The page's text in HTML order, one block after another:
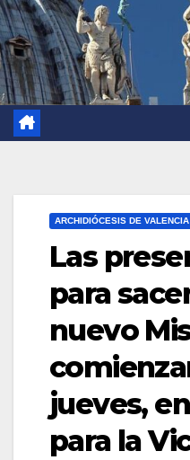
ARCHIDIÓCESIS DE VALENCIA
Las
para
nuevo
jueves,
para la